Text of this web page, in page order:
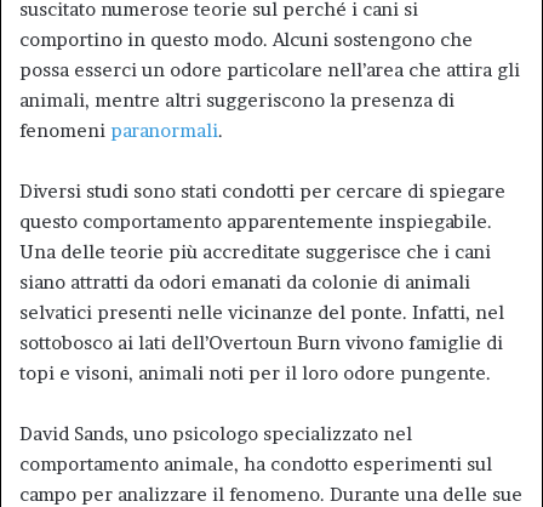
suscitato numerose teorie sul perché i cani si
comportino in questo modo. Alcuni sostengono che
possa esserci un odore particolare nell’area che attira gli
animali, mentre altri suggeriscono la presenza di
fenomeni paranormali.
Diversi studi sono stati condotti per cercare di spiegare
questo comportamento apparentemente inspiegabile.
Una delle teorie più accreditate suggerisce che i cani
siano attratti da odori emanati da colonie di animali
selvatici presenti nelle vicinanze del ponte. Infatti, nel
sottobosco ai lati dell’Overtoun Burn vivono famiglie di
topi e visoni, animali noti per il loro odore pungente.
David Sands, uno psicologo specializzato nel
comportamento animale, ha condotto esperimenti sul
campo per analizzare il fenomeno. Durante una delle sue